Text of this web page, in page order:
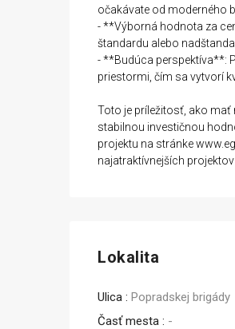
očakávate od moderného
- **Výborná hodnota za
štandardu alebo
- **Budúca perspektíva**:
priestormi, čím sa vytvorí
Toto je príležitosť, ako mať
stabilnou investičnou
projektu na stránke
najatraktívnejších
Lokalita
Ulica : Popradskej brigády
Časť mesta : -